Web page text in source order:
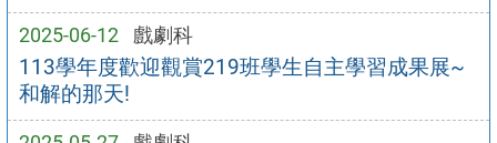
2025-06-12 戲劇科
113學年度歡迎觀賞219班學生自主學習成果展~
和解的那天!